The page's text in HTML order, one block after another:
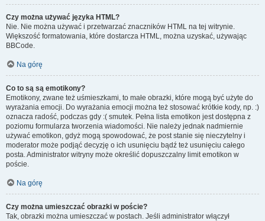
Czy można używać języka HTML?
Nie. Nie można używać i przetwarzać znaczników HTML na tej witrynie.
Większość formatowania, które dostarcza HTML, można uzyskać, używając
BBCode.
Na górę
Co to są są emotikony?
Emotikony, zwane też uśmieszkami, to małe obrazki, które mogą być użyte do
wyrażania emocji. Do wyrażania emocji można też stosować krótkie kody, np. :)
oznacza radość, podczas gdy :( smutek. Pełna lista emotikon jest dostępna z
poziomu formularza tworzenia wiadomości. Nie należy jednak nadmiernie
używać emotikon, gdyż mogą spowodować, że post stanie się nieczytelny i
moderator może podjąć decyzję o ich usunięciu bądź też usunięciu całego
posta. Administrator witryny może określić dopuszczalny limit emotikon w
poście.
Na górę
Czy można umieszczać obrazki w poście?
Tak, obrazki można umieszczać w postach. Jeśli administrator włączył